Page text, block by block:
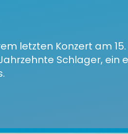
letzten Konzert am
Schlager, ein